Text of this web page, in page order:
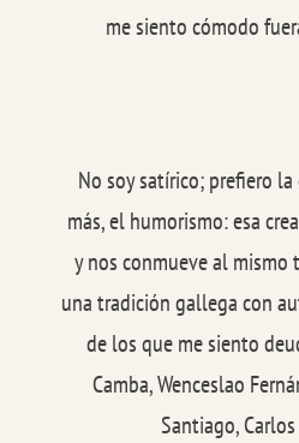
me siento cómodo
No soy satírico; prefiero
más, el humorismo: esa
y nos conmueve al mismo
una tradición gallega con
de los que me siento
Camba, Wenceslao
Santiago,